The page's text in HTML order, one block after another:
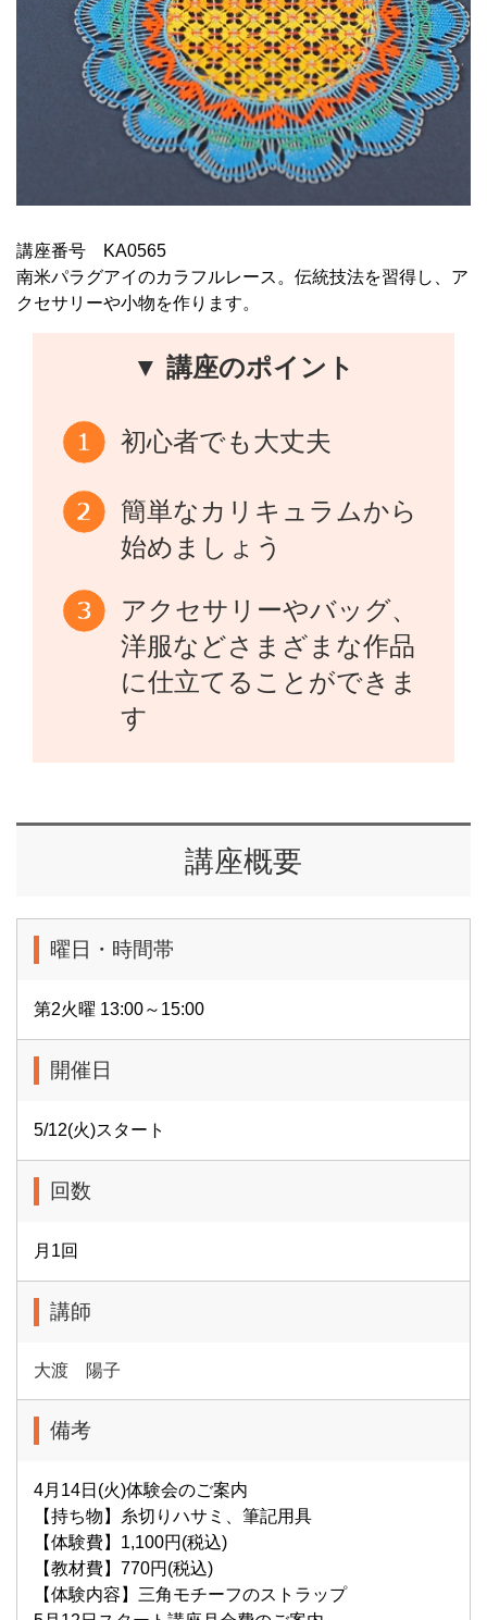
講座番号 KA0565
南米パラグアイのカラフルレース。伝統技法を習得し、ア
クセサリーや小物を作ります。
▼ 講座のポイント
初心者でも大丈夫
簡単なカリキュラムから
始めましょう
アクセサリーやバッグ、
洋服などさまざまな作品
に仕立てることができま
す
講座概要
曜日・時間帯
第2火曜 13:00～15:00
開催日
5/12(火)スタート
回数
月1回
講師
大渡 陽子
備考
4月14日(火)体験会のご案内
【持ち物】糸切りハサミ、筆記用具
【体験費】1,100円(税込)
【教材費】770円(税込)
【体験内容】三角モチーフのストラップ